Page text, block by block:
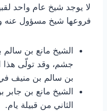
لا يوجد شيخ عام واحد
فروعها شيخ مسؤول عنه
الشيخ مانع بن
جشم، وقد تولّى هذا
بن سالم بن منيف في
الشيخ مانع بن
الثاني من قبيلة يام.